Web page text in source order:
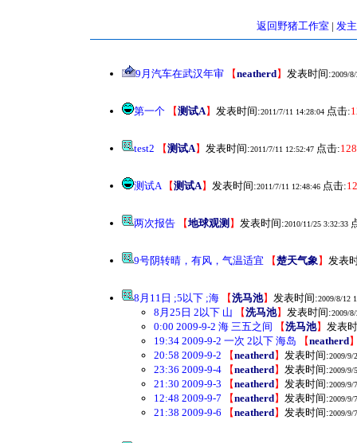
返回野猪工作室| 发
9月汽车在武汉年审 【neatherd】 发表时间:2009/
第一个 【测试A】 发表时间:2011/7/11 14:28:04 点击:
test2 【测试A】 发表时间:2011/7/11 12:52:47 点击:
测试A 【测试A】 发表时间:2011/7/11 12:48:46 点击:
两次报告 【地球观测 】 发表时间:2010/11/25 3:32:33
9号阴转晴，有风，气温适宜 【楚天气象】 发表
8月11日 ;5以下 ;海 【洗马池】 发表时间:2009/8/12
8月25日 2以下 山 【洗马池】 发表时间:2009/
0:00 2009-9-2 海 三五之间 【洗马池】 发表
19:34 2009-9-2 一次 2以下 海岛
【neatherd
20:58 2009-9-2
【neatherd】 发表时间:2009/9/
23:36 2009-9-4 【neatherd】 发表时间:2009/9/
21:30 2009-9-3 【neatherd】 发表时间:2009/9/
12:48 2009-9-7 【neatherd】 发表时间:2009/9/
21:38 2009-9-6 【neatherd】 发表时间:2009/9/